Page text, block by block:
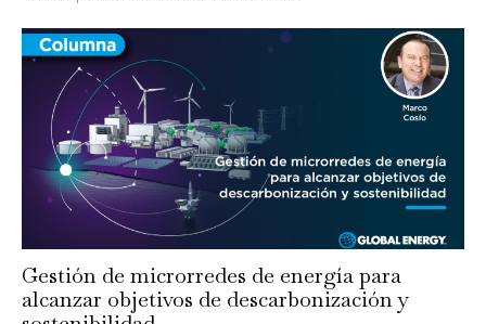
Gestión de microrredes de energía para
alcanzar objetivos de descarbonización y